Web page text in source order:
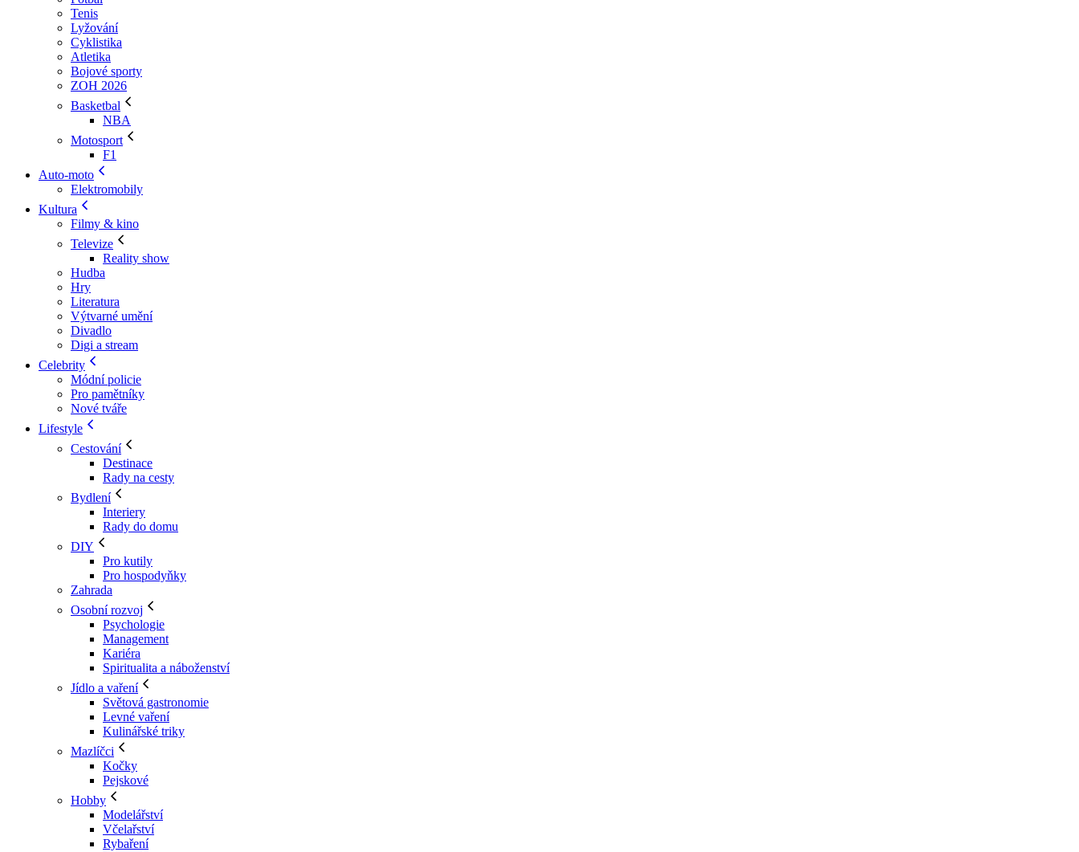
Tenis
Lyžování
Cyklistika
Atletika
Bojové sporty
ZOH 2026
Basketbal
NBA
Motosport
F1
Auto-moto
Elektromobily
Kultura
Filmy & kino
Televize
Reality show
Hudba
Hry
Literatura
Výtvarné umění
Divadlo
Digi a stream
Celebrity
Módní policie
Pro pamětníky
Nové tváře
Lifestyle
Cestování
Destinace
Rady na cesty
Bydlení
Interiery
Rady do domu
DIY
Pro kutily
Pro hospodyňky
Zahrada
Osobní rozvoj
Psychologie
Management
Kariéra
Spiritualita a náboženství
Jídlo a vaření
Světová gastronomie
Levné vaření
Kulinářské triky
Mazlíčci
Kočky
Pejskové
Hobby
Modelářství
Včelařství
Rybaření